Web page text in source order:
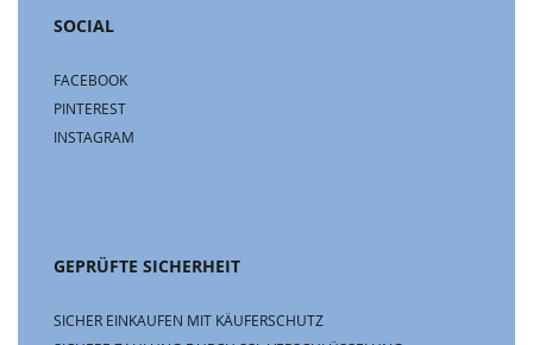
SOCIAL
FACEBOOK
PINTEREST
INSTAGRAM
GEPRÜFTE SICHERHEIT
SICHER EINKAUFEN MIT KÄUFERSCHUTZ